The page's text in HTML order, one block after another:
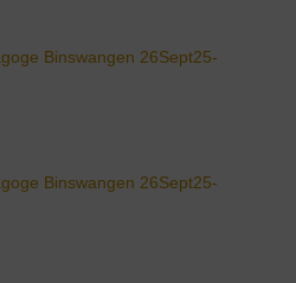
Binswangen 26Sept25-
Binswangen 26Sept25-